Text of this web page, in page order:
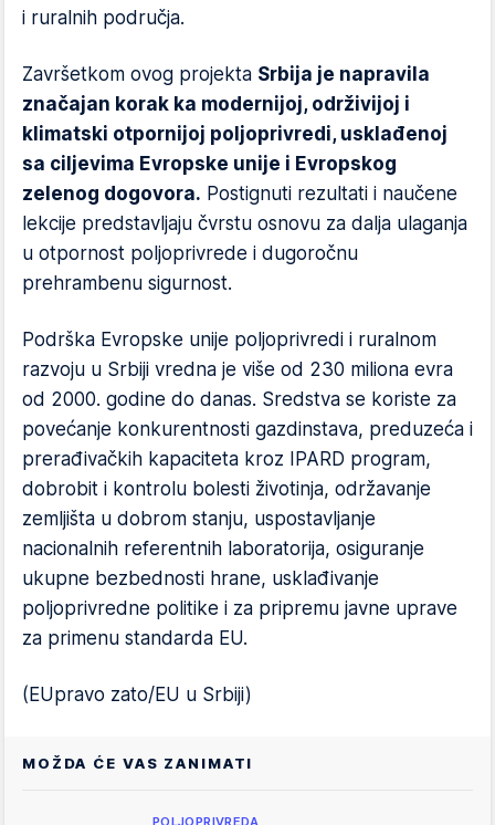
i ruralnih područja.
Završetkom ovog projekta Srbija je napravila
značajan korak ka modernijoj, održivijoj i
klimatski otpornijoj poljoprivredi, usklađenoj
sa ciljevima Evropske unije i Evropskog
zelenog dogovora. Postignuti rezultati i naučene
lekcije predstavljaju čvrstu osnovu za dalja ulaganja
u otpornost poljoprivrede i dugoročnu
prehrambenu sigurnost.
Podrška Evropske unije poljoprivredi i ruralnom
razvoju u Srbiji vredna je više od 230 miliona evra
od 2000. godine do danas. Sredstva se koriste za
povećanje konkurentnosti gazdinstava, preduzeća i
prerađivačkih kapaciteta kroz IPARD program,
dobrobit i kontrolu bolesti životinja, održavanje
zemljišta u dobrom stanju, uspostavljanje
nacionalnih referentnih laboratorija, osiguranje
ukupne bezbednosti hrane, usklađivanje
poljoprivredne politike i za pripremu javne uprave
za primenu standarda EU.
(EUpravo zato/EU u Srbiji)
MOŽDA ĆE VAS ZANIMATI
POLJOPRIVREDA